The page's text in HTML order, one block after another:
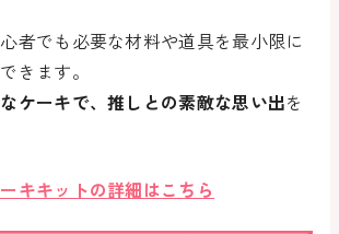
者でも必要な材料や道具を最小限に
きます。
ケーキで、推しとの素敵な思い出を
キキットの詳細はこちら